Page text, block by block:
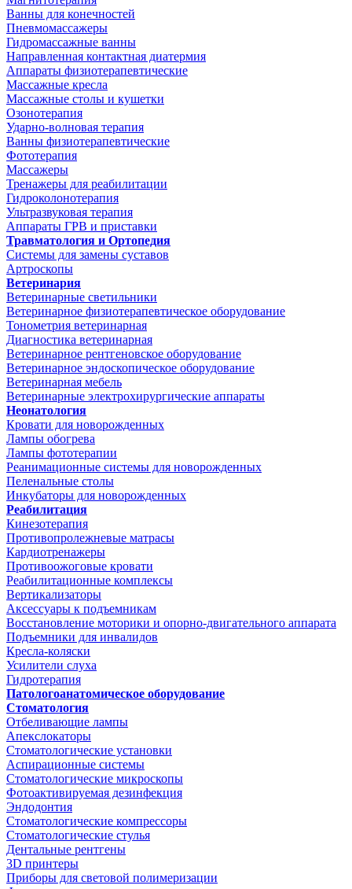
Ванны для конечностей
Пневмомассажеры
Гидромассажные ванны
Направленная контактная диатермия
Аппараты физиотерапевтические
Массажные кресла
Массажные столы и кушетки
Озонотерапия
Ударно-волновая терапия
Ванны физиотерапевтические
Фототерапия
Массажеры
Тренажеры для реабилитации
Гидроколонотерапия
Ультразвуковая терапия
Аппараты ГРВ и приставки
Травматология и Ортопедия
Системы для замены суставов
Артроскопы
Ветеринария
Ветеринарные светильники
Ветеринарное физиотерапевтическое оборудование
Тонометрия ветеринарная
Диагностика ветеринарная
Ветеринарное рентгеновское оборудование
Ветеринарное эндоскопическое оборудование
Ветеринарная мебель
Ветеринарные электрохирургические аппараты
Неонатология
Кровати для новорожденных
Лампы обогрева
Лампы фототерапии
Реанимационные системы для новорожденных
Пеленальные столы
Инкубаторы для новорожденных
Реабилитация
Кинезотерапия
Противопролежневые матрасы
Кардиотренажеры
Противоожоговые кровати
Реабилитационные комплексы
Вертикализаторы
Аксессуары к подъемникам
Восстановление моторики и опорно-двигательного аппарата
Подъемники для инвалидов
Кресла-коляски
Усилители слуха
Гидротерапия
Патологоанатомическое оборудование
Стоматология
Отбеливающие лампы
Апекслокаторы
Стоматологические установки
Аспирационные системы
Стоматологические микроскопы
Фотоактивируемая дезинфекция
Эндодонтия
Стоматологические компрессоры
Стоматологические стулья
Дентальные рентгены
3D принтеры
Приборы для световой полимеризации